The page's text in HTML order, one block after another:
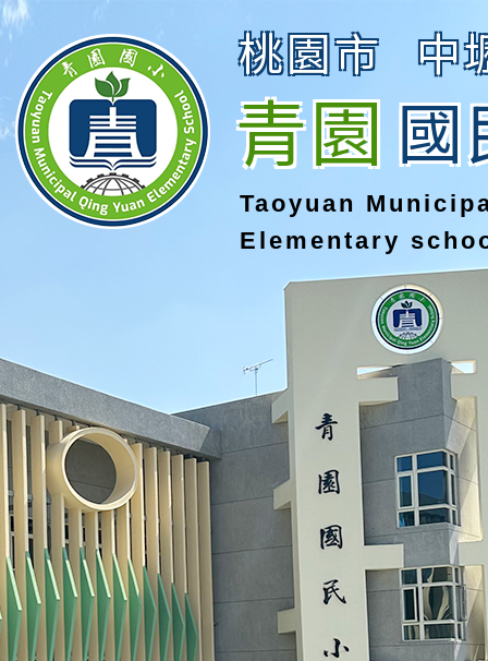
桃園市 中
青園國
Taoyuan
Elementary